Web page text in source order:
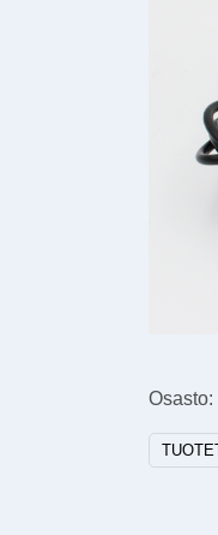
Osasto: